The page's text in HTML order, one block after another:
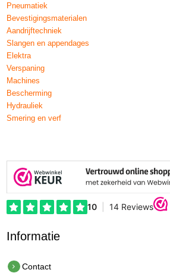
Pneumatiek
Bevestigingsmaterialen
Aandrijftechniek
Slangen en appendages
Elektra
Verspaning
Machines
Bescherming
Hydrauliek
Smering en verf
Informatie
Contact